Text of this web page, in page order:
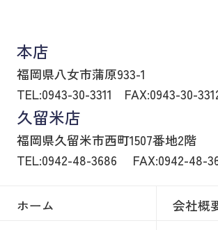
本店
福岡県八女市蒲原933-1
TEL:0943-30-3311
FAX:0943-30-
久留米店
福岡県久留米市西町1507番地2階
TEL:0942-48-3686
FAX:0942-48-
ホーム
会社概